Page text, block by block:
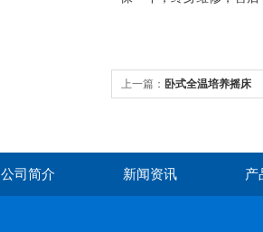
上一篇： 卧式全温培养摇床
公司简介 新闻资讯 产